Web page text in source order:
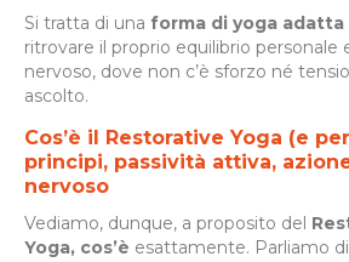
Si tratta di una forma di yoga
ritrovare il proprio equilibrio personale
nervoso, dove non c’è sforzo né
ascolto.
Cos’è il Restorative Yoga (e
principi, passività attiva,
nervoso
Vediamo, dunque, a proposito del
Yoga, cos’è esattamente. Parliamo